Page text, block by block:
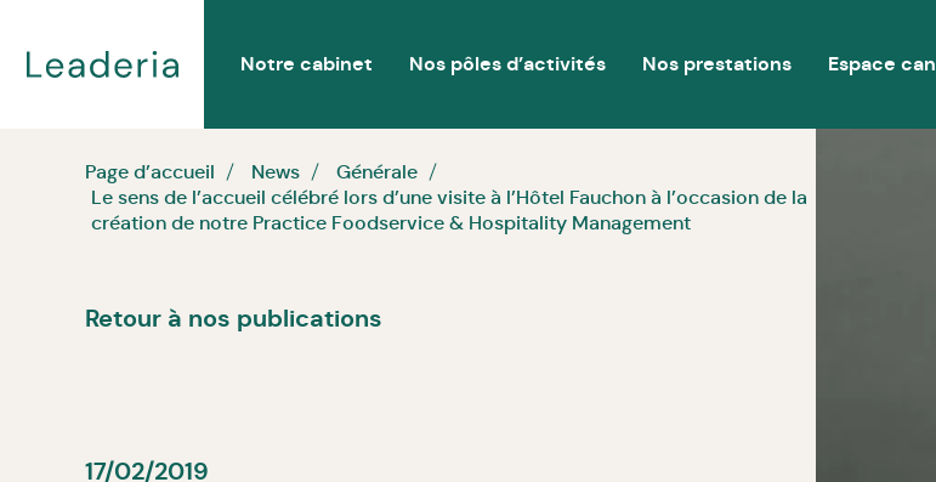
Notre cabinet Nos pôles d’activités Nos prestations Espace
Page d’accueil News
Générale
Le sens de l’accueil célébré lors d’une visite à l’Hôtel Fauchon à l’occasion de la
création de notre Practice Foodservice & Hospitality Management
Retour à nos publications
17/02/2019